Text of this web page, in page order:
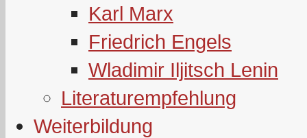
Karl Marx
Friedrich Engels
Wladimir Iljitsch Lenin
Literaturempfehlung
Weiterbildung